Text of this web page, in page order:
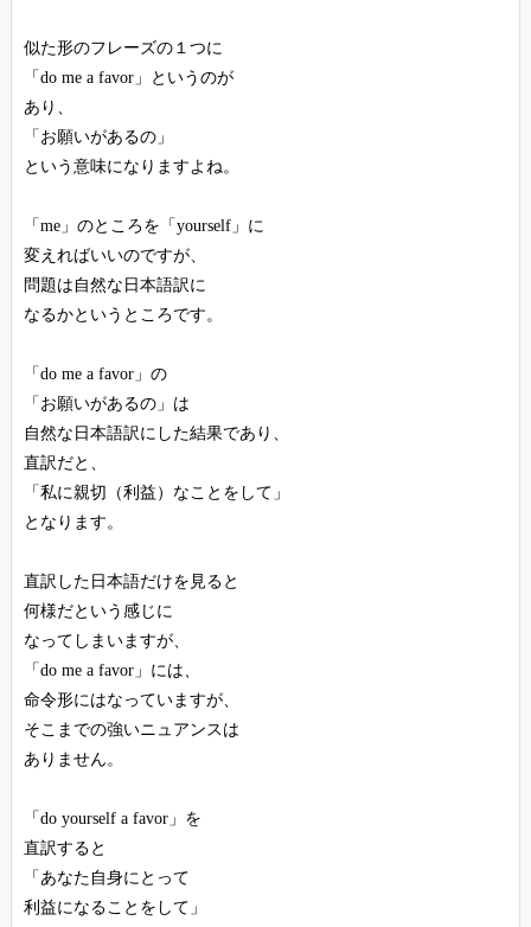
似た形のフレーズの１つに
「do me a favor」というのが
あり、
「お願いがあるの」
という意味になりますよね。
「me」のところを「yourself」に
変えればいいのですが、
問題は自然な日本語訳に
なるかというところです。
「do me a favor」の
「お願いがあるの」は
自然な日本語訳にした結果であり、
直訳だと、
「私に親切（利益）なことをして」
となります。
直訳した日本語だけを見ると
何様だという感じに
なってしまいますが、
「do me a favor」には、
命令形にはなっていますが、
そこまでの強いニュアンスは
ありません。
「do yourself a favor」を
直訳すると
「あなた自身にとって
利益になることをして」